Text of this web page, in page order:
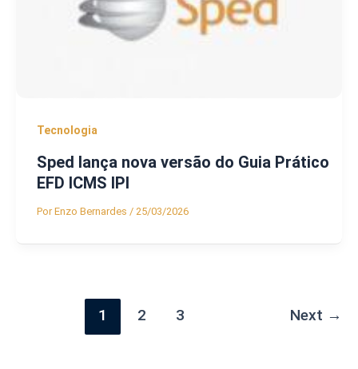
Tecnologia
Sped lança nova versão do Guia Prático
EFD ICMS IPI
PorEnzo Bernardes / 25/03/2026
1 2 3 Next →